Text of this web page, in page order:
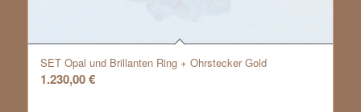
SET Opal und Brillanten Ring + Ohrstecker Gold
1.230,00€